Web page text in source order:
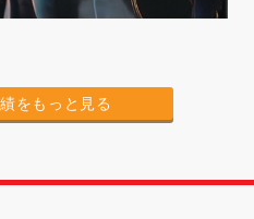
をもっと見る